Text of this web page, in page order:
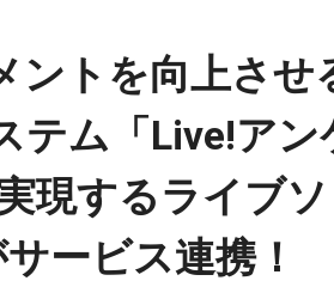
ントを向上させ
テム「Live!アン
現するライブ
ービス連携！